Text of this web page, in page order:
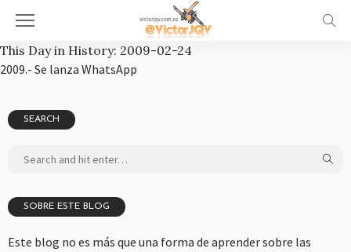
This Day in History: 2009-02-24
2009.- Se lanza WhatsApp
SEARCH
SOBRE ESTE BLOG
Este blog no es más que una forma de aprender sobre las